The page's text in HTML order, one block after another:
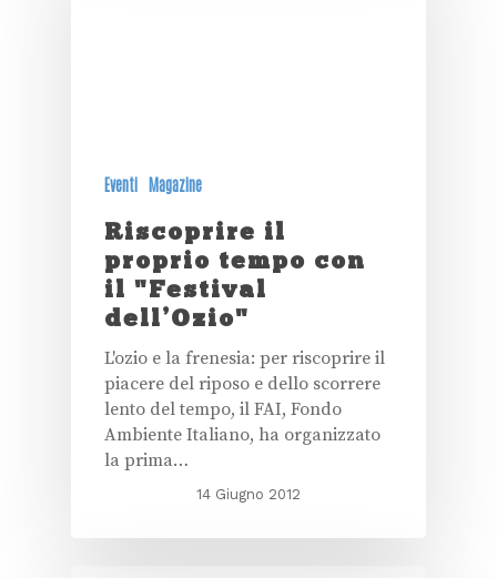
Eventi Magazine
Riscoprire il
proprio tempo con
il "Festival
dell’Ozio"
L'ozio e la frenesia: per riscoprire il
piacere del riposo e dello scorrere
lento del tempo, il FAI, Fondo
Ambiente Italiano, ha organizzato
la prima…
14 Giugno 2012